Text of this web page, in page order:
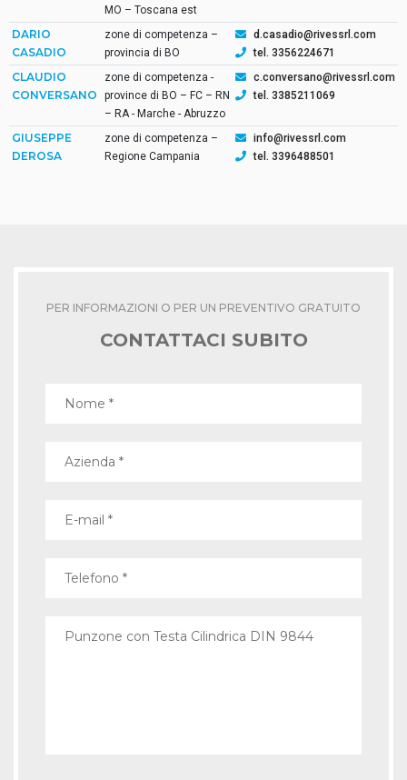
MO – Toscana est
DARIO
CASADIO
zone di competenza –
provincia di BO
d.casadio@rivessrl.com
tel. 3356224671
CLAUDIO
CONVERSANO
zone di competenza -
province di BO – FC – RN
– RA - Marche - Abruzzo
c.conversano@rivessrl.com
tel. 3385211069
GIUSEPPE
DEROSA
zone di competenza –
Regione Campania
info@rivessrl.com
tel. 3396488501
PER INFORMAZIONI O PER UN PREVENTIVO GRATUITO
CONTATTACI SUBITO